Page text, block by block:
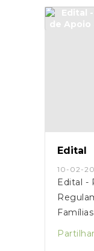
Edital
10-02-
Edital -
Partilhar